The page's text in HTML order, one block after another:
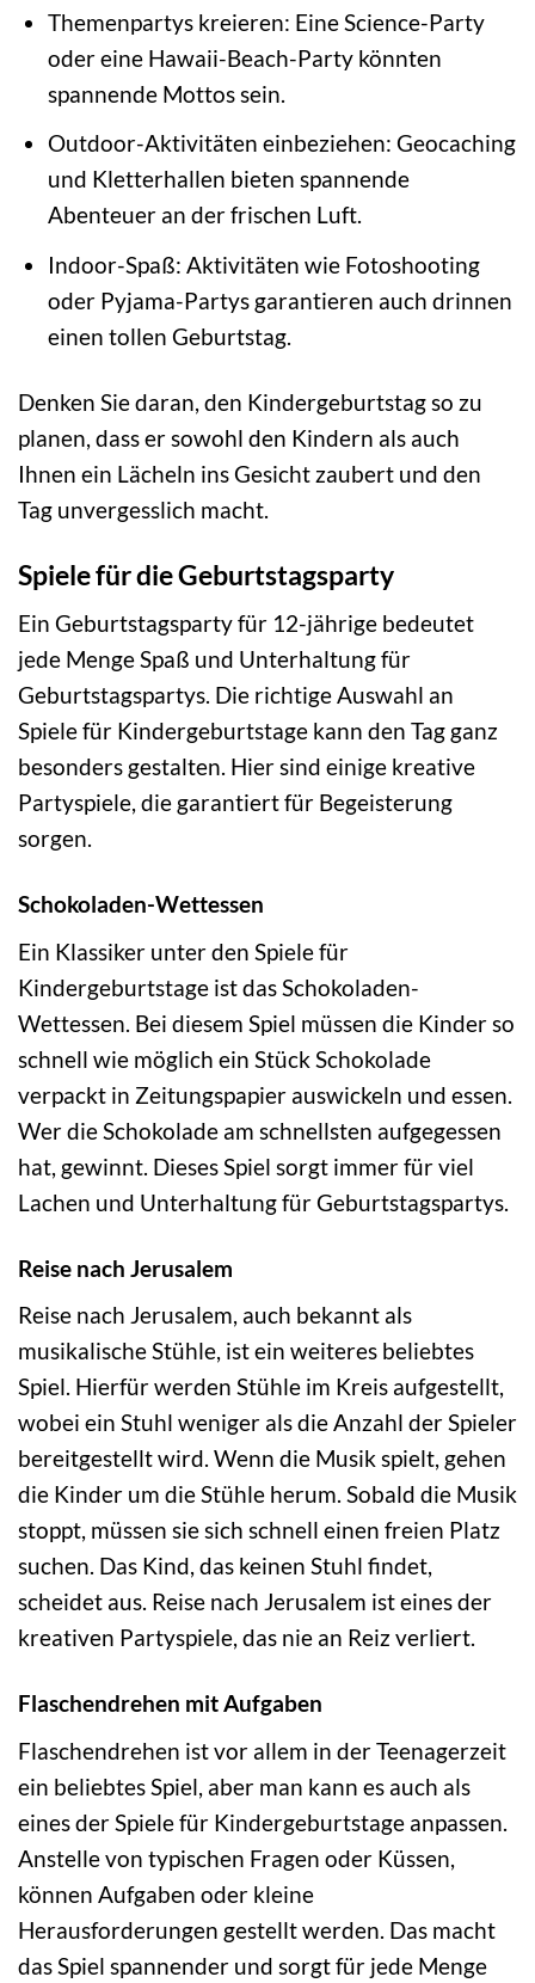
Themenpartys kreieren: Eine Science-Party
oder eine Hawaii-Beach-Party könnten
spannende Mottos sein.
Outdoor-Aktivitäten einbeziehen: Geocaching
und Kletterhallen bieten spannende
Abenteuer an der frischen Luft.
Indoor-Spaß: Aktivitäten wie Fotoshooting
oder Pyjama-Partys garantieren auch drinnen
einen tollen Geburtstag.
Denken Sie daran, den Kindergeburtstag so zu
planen, dass er sowohl den Kindern als auch
Ihnen ein Lächeln ins Gesicht zaubert und den
Tag unvergesslich macht.
Spiele für die Geburtstagsparty
Ein Geburtstagsparty für 12-jährige bedeutet
jede Menge Spaß und Unterhaltung für
Geburtstagspartys. Die richtige Auswahl an
Spiele für Kindergeburtstage kann den Tag ganz
besonders gestalten. Hier sind einige kreative
Partyspiele, die garantiert für Begeisterung
sorgen.
Schokoladen-Wettessen
Ein Klassiker unter den Spiele für
Kindergeburtstage ist das Schokoladen-
Wettessen. Bei diesem Spiel müssen die Kinder so
schnell wie möglich ein Stück Schokolade
verpackt in Zeitungspapier auswickeln und essen.
Wer die Schokolade am schnellsten aufgegessen
hat, gewinnt. Dieses Spiel sorgt immer für viel
Lachen und Unterhaltung für Geburtstagspartys.
Reise nach Jerusalem
Reise nach Jerusalem, auch bekannt als
musikalische Stühle, ist ein weiteres beliebtes
Spiel. Hierfür werden Stühle im Kreis aufgestellt,
wobei ein Stuhl weniger als die Anzahl der Spieler
bereitgestellt wird. Wenn die Musik spielt, gehen
die Kinder um die Stühle herum. Sobald die Musik
stoppt, müssen sie sich schnell einen freien Platz
suchen. Das Kind, das keinen Stuhl findet,
scheidet aus. Reise nach Jerusalem ist eines der
kreativen Partyspiele, das nie an Reiz verliert.
Flaschendrehen mit Aufgaben
Flaschendrehen ist vor allem in der Teenagerzeit
ein beliebtes Spiel, aber man kann es auch als
eines der Spiele für Kindergeburtstage anpassen.
Anstelle von typischen Fragen oder Küssen,
können Aufgaben oder kleine
Herausforderungen gestellt werden. Das macht
das Spiel spannender und sorgt für jede Menge